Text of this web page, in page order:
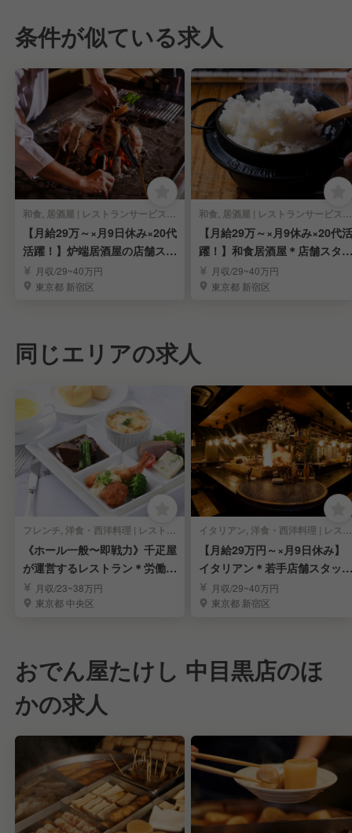
条件が似ている求人
和食, 居酒屋 | レストランサービス・ホールスタッフ
【月給29万～×月9日休み×20代
活躍！】炉端居酒屋の店舗スタ
ッフ募集！
月収/29~40万円
東京都 新宿区
和食, 居酒屋 | レストランサービス・ホールスタッフ
【月給29万～×月9休み×20代活
躍！】和食居酒屋＊店舗スタッ
フ募集！
月収/29~40万円
東京都 新宿区
同じエリアの求人
フレンチ, 洋食・西洋料理 | レストランサービス・ホールスタッフ
《ホール一般〜即戦力》千疋屋
が運営するレストラン＊労働環
境安定＊賞与年3回
月収/23~38万円
東京都 中央区
イタリアン, 洋食・西洋料理 | レストランサービス・ホールスタッフ
【月給29万円～×月9日休み】
イタリアン＊若手店舗スタッフ
募集月収/29~40万円
東京都 新宿区
おでん屋たけし 中目黒店のほ
かの求人